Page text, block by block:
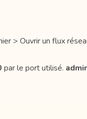
> Ouvrir un flux
par le port utilisé.